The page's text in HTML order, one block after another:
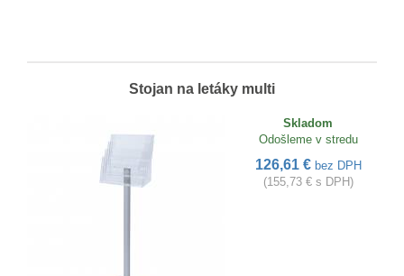
Stojan na letáky multi
Skladom
Odošleme v stredu
126,61 € bez DPH
(155,73 € s DPH)